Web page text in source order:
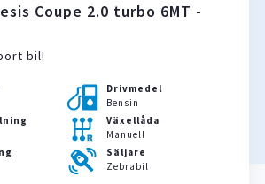
Coupe 2.0 turbo 6MT -
bil!
Drivmedel
Bensin
Växellåda
Manuell
Säljare
Zebrabil